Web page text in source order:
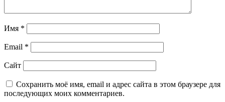
Имя *
Email *
Сайт
Сохранить моё имя, email и адрес сайта в этом браузере для
последующих моих комментариев.